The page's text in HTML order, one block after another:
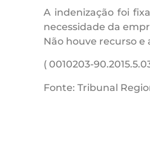
A indenização foi
necessidade da
Não houve recurso
( 0010203-
Fonte: Tribunal